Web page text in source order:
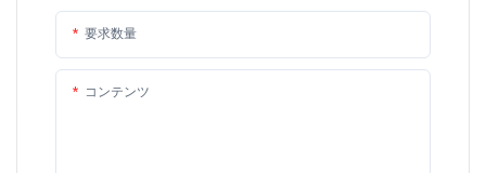
要求数量
コンテンツ